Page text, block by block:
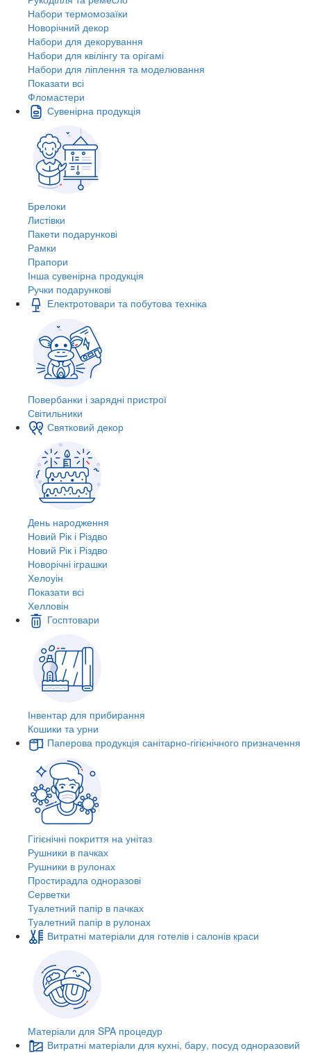
Набори термомозаїки
Новорічний декор
Набори для декорування
Набори для квілінгу та орігамі
Набори для ліплення та моделювання
Показати всі
Фломастери
Сувенірна продукція
Брелоки
Листівки
Пакети подарункові
Рамки
Прапори
Інша сувенірна продукція
Ручки подарункові
Електротовари та побутова техніка
Повербанки і зарядні пристрої
Світильники
Святковий декор
День народження
Новий Рік і Різдво
Новий Рік і Різдво
Новорічні іграшки
Хелоуін
Показати всі
Хелловін
Госптовари
Інвентар для прибирання
Кошики та урни
Паперова продукція санітарно-гігієнічного призначення
Гігієнічні покриття на унітаз
Рушники в пачках
Рушники в рулонах
Простирадла одноразові
Серветки
Туалетний папір в пачках
Туалетний папір в рулонах
Витратні матеріали для готелів і салонів краси
Матеріали для SPA процедур
Витратні матеріали для кухні, бару, посуд одноразовий